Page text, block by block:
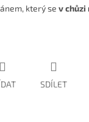
který se v chůzi
SDÍLET